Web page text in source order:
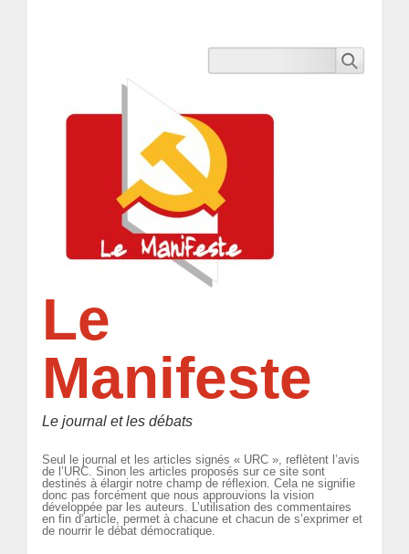
Le
Manifeste
Le journal et les débats
Seul le journal et les articles signés « URC », reflètent l’avis
de l’URC. Sinon les articles proposés sur ce site sont
destinés à élargir notre champ de réflexion. Cela ne signifie
donc pas forcément que nous approuvions la vision
développée par les auteurs. L’utilisation des commentaires
en fin d’article, permet à chacune et chacun de s’exprimer et
de nourrir le débat démocratique.